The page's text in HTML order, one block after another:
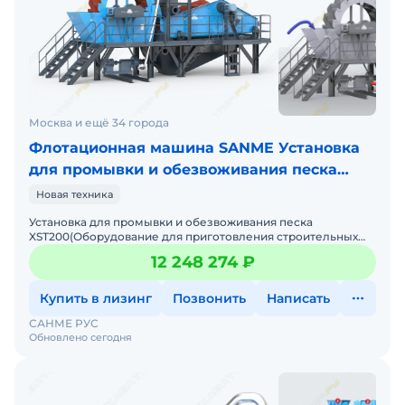
Москва и ещё 34 города
Флотационная машина SANME Установка
для промывки и обезвоживания песка
XST200
Новая техника
Установка для промывки и обезвоживания песка
XST200(Оборудование для приготовления строительных
смесей: линия длясортировки и мойки песка) Цена без
НДС. Под за
12 248 274 ₽
Купить в лизинг Позвонить Написать
Обновлено сегодня
САНМЕ РУС